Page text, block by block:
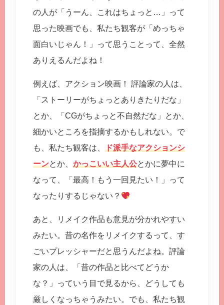
の人が「うーん、これはちょっと…」って
思った映画でも、私たち観客が「めっちゃ
面白いじゃん！」って思うことって、全然
ありえるんだよね！
例えば、アクション映画！ 評論家の人は、
「ストーリーがちょっとありきたりだな」
とか、「CGがちょっと不自然だな」とか、
細かいところを指摘するかもしれない。で
も、私たち観客は、 ド派手なアクションシ
ーンとか、 かっこいい主人公とかに夢中に
なって、「最高！もう一回見たい！」って
なったりするじゃない？
あと、リメイク作品も意見が分かれやすい
みたい。昔の名作をリメイクするって、す
ごいプレッシャーだと思うんだよね。評論
家の人は、「昔の作品と比べてどうか
な？」っていう目で見るから、どうしても
厳しくなっちゃうみたい。でも、私たち観